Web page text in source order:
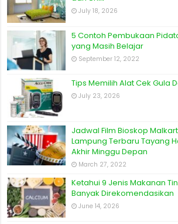
July 18, 2026
5 Contoh Pembukaan
yang Masih Belajar
September 12, 2022
Tips Memilih Alat Cek Gula
July 23, 2026
Jadwal Film Bioskop
Lampung Terbaru Tayang
Akhir Minggu Depan
March 27, 2022
Ketahui 9 Jenis Makanan
Banyak Direkomendasikan
June 14, 2026